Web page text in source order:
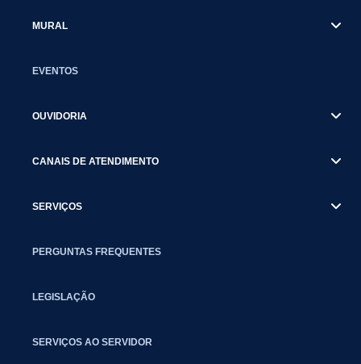
MURAL
EVENTOS
OUVIDORIA
CANAIS DE ATENDIMENTO
SERVIÇOS
PERGUNTAS FREQUENTES
LEGISLAÇÃO
SERVIÇOS AO SERVIDOR